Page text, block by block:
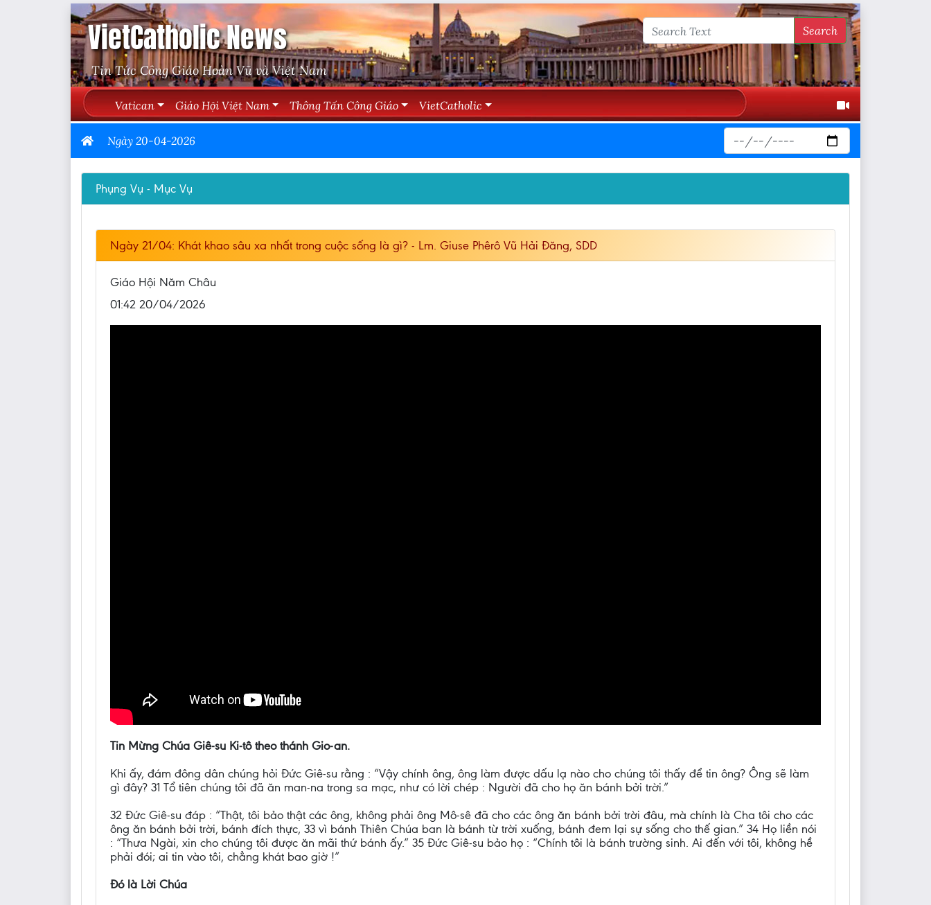
VietCatholic News
Tin Tức Công Giáo Hoàn Vũ và Việt Nam
Search
Vatican Giáo Hội Việt Nam Thông Tấn Công Giáo VietCatholic
Ngày 20-04-2026
Phụng Vụ - Mục Vụ
Ngày 21/04: Khát khao sâu xa nhất trong cuộc sống là gì? - Lm. Giuse Phêrô Vũ Hải Đăng, SDD
Giáo Hội Năm Châu
01:42 20/04/2026
Tin Mừng Chúa Giê-su Ki-tô theo thánh Gio-an.
Khi ấy, đám đông dân chúng hỏi Đức Giê-su rằng : “Vậy chính ông, ông làm được dấu lạ nào cho chúng tôi thấy để tin ông? Ông sẽ làm
gì đây? 31 Tổ tiên chúng tôi đã ăn man-na trong sa mạc, như có lời chép : Người đã cho họ ăn bánh bởi trời.”
32 Đức Giê-su đáp : “Thật, tôi bảo thật các ông, không phải ông Mô-sê đã cho các ông ăn bánh bởi trời đâu, mà chính là Cha tôi cho các
ông ăn bánh bởi trời, bánh đích thực, 33 vì bánh Thiên Chúa ban là bánh từ trời xuống, bánh đem lại sự sống cho thế gian.” 34 Họ liền nói
: “Thưa Ngài, xin cho chúng tôi được ăn mãi thứ bánh ấy.” 35 Đức Giê-su bảo họ : “Chính tôi là bánh trường sinh. Ai đến với tôi, không hề
phải đói; ai tin vào tôi, chẳng khát bao giờ !”
Đó là Lời Chúa